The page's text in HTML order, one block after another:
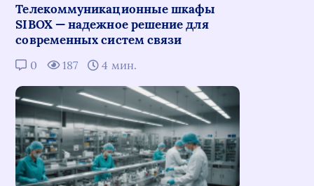
Телекоммуникационные шкафы
SIBOX — надежное решение для
современных систем связи
0 187 4 мин.